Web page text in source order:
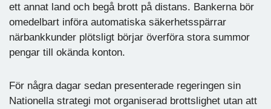
ett annat land och begå brott på distans. Bankerna bör
omedelbart införa automatiska säkerhetsspärrar
närbankkunder plötsligt börjar överföra stora summor
pengar till okända konton.
För några dagar sedan presenterade regeringen sin
Nationella strategi mot organiserad brottslighet utan att